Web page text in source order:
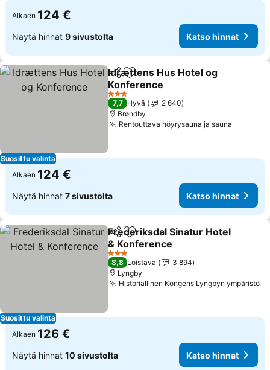
Alkaen 124 €
Näytä hinnat 9 sivustolta Katso hinnat
Suosittu valinta
Jaa Lisää suosikkeihin
Idrættens Hus Hotel og
Konference
3 Tähtiluokitus
7,7 Hyvä
2 640
Brøndby
Rentouttava höyrysauna ja sauna
Alkaen 124 €
Näytä hinnat 7 sivustolta Katso hinnat
Suosittu valinta
Jaa Lisää suosikkeihin
Frederiksdal Sinatur Hotel
& Konference
3 Tähtiluokitus
8,8 Loistava
3 894
Lyngby
Historiallinen Kongens Lyngbyn ympäristö
Alkaen 126 €
Näytä hinnat 10 sivustolta Katso hinnat